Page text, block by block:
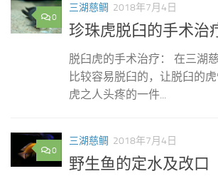
0
三湖慈鲷 2018年7月4日
珍珠虎脱臼的手术治
脱臼虎的手术治疗： 在三湖
比较容易脱臼的，让脱臼的
虎之人头疼的一件...
0
三湖慈鲷 2018年7月4日
野生鱼的定水及改口